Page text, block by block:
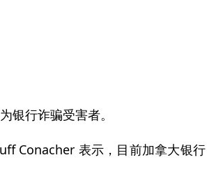
银行诈骗受害者。
Conacher 表示，目前加拿大银行